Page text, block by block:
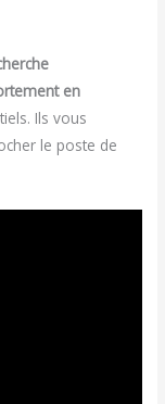
en
Ils vous
le poste de